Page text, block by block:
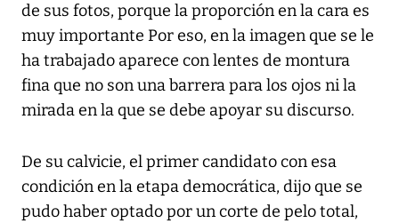
de sus fotos, porque la proporción en la cara es
muy importante Por eso, en la imagen que se le
ha trabajado aparece con lentes de montura
fina que no son una barrera para los ojos ni la
mirada en la que se debe apoyar su discurso.
De su calvicie, el primer candidato con esa
condición en la etapa democrática, dijo que se
pudo haber optado por un corte de pelo total,